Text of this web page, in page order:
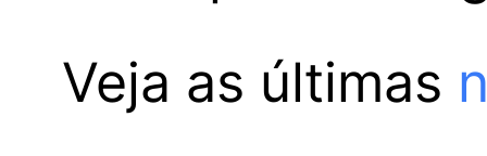
Veja as últimas